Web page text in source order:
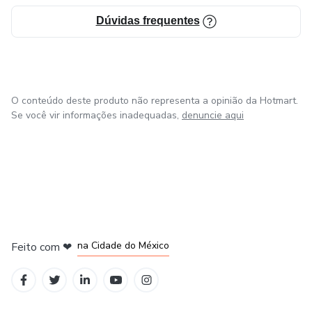
Dúvidas frequentes
O conteúdo deste produto não representa a opinião da Hotmart.
Se você vir informações inadequadas, denuncie aqui
Feito com ❤ na Cidade do México